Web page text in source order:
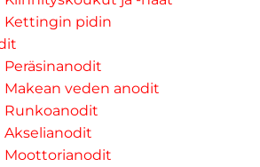
Kettingin pidin
Peräsinanodit
Makean veden anodit
Runkoanodit
Akselianodit
Moottorianodit